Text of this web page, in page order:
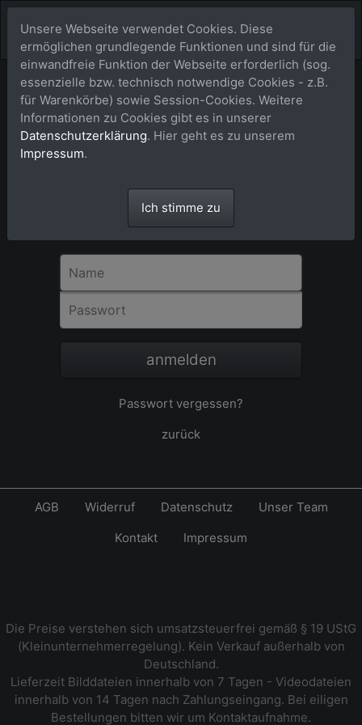
Anmeldung
Für eine Bestellung in unserem Shop ist
eine Registrierung bzw. Anmeldung nicht
Warenkorb Schritt für Schritt folgen.
Danke!
Passwort
anmelden
Passwort vergessen?
zurück
Unsere Webseite verwendet Cookies. Diese
ermöglichen grundlegende Funktionen und sind für die
einwandfreie Funktion der Webseite erforderlich (sog.
essenzielle bzw. technisch notwendige Cookies - z.B.
für Warenkörbe) sowie Session-Cookies. Weitere
Informationen zu Cookies gibt es in unserer
Datenschutzerklärung. Hier geht es zu unserem
Impressum.
Ich stimme zu
AGB Widerruf Datenschutz
Unser Team
Kontakt
Impressum
Die Preise verstehen sich umsatzsteuerfrei gemäß § 19 UStG
(Kleinunternehmerregelung). Kein Verkauf außerhalb von
Deutschland.
Lieferzeit Bilddateien innerhalb von 7 Tagen - Videodateien
innerhalb von 14 Tagen nach Zahlungseingang. Bei eiligen
Bestellungen bitten wir um Kontaktaufnahme.